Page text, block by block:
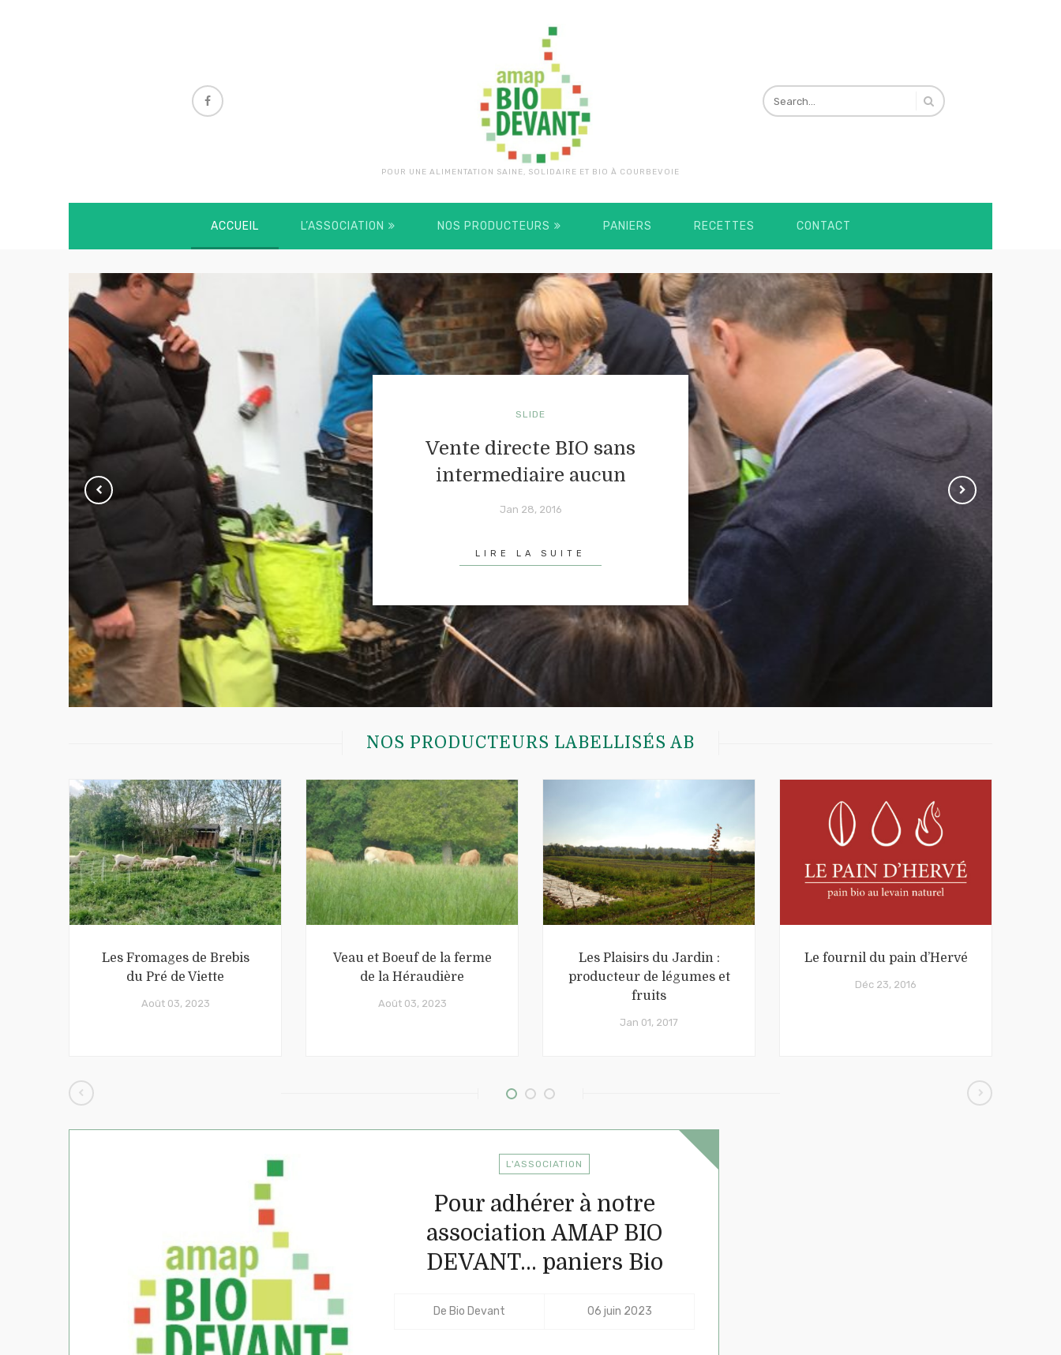
POUR UNE ALIMENTATION SAINE, SOLIDAIRE ET BIO À COURBEVOIE
ACCUEIL L’ASSOCIATION NOS PRODUCTEURS PANIERS RECETTES CONTACT
PANIERS de LEGUMES,
FRUITS, OEUFS ET
BOEUF tout BIO !
LIRE LA SUITE
NOS PRODUCTEURS LABELLISÉS AB
Les Fromages de Brebis
du Pré de Viette
Août 03, 2023
Veau et Boeuf de la ferme
de la Héraudière
Août 03, 2023
Les Plaisirs du Jardin :
producteur de légumes et
fruits
Jan 01, 2017
Le fournil du pain d’Hervé
Déc 23, 2016
L'ASSOCIATION
Pour adhérer à notre
association AMAP BIO
DEVANT… paniers Bio
De Bio Devant 06 juin 2023